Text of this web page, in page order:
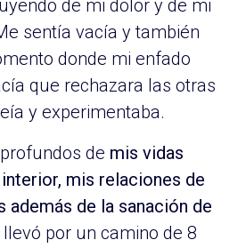
de mi dolor y de mi
sentía vacía y también
donde mi enfado
que rechazara las otras
y experimentaba.
de mis vidas
mis relaciones de
además de la sanación de
por un camino de 8